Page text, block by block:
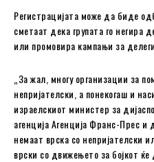
Регистрацијата може да биде
сметаат дека групата го негира
или промовира кампањи за
„За жал, многу организации за
непријателски, а понекогаш и
израелскиот министер за
агенција Агенција Франс-Прес
немаат врска со непријателски
врски со движењето за бојкот ќе